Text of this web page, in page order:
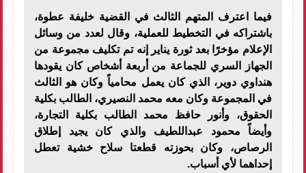
فيما اعترف المتهم الثالث في القضية خليفة عطوة،
باشتراكه في التخطيط للعملية، وقال لعدد من وسائل
الإعلام مؤخرًا بعد ثورة يناير إنه تم تكليف مجموعة من
الجهاز السري للجماعة من أربعة أشخاص كان يقودها
هنداوي دوير، الذي كان يعمل محامياً وكان هو الثالث
في المجموعة وكان معه محمد النصيري، الطالب بكلية
الحقوق، وأنور حافظ محمد الطالب بكلية التجارة،
وأيضاً محمود عبداللطيف والذي كان يجيد إطلاق
الرصاص، وكان بحوزته قطعتا سلاح خشية تعطل
إحداهما لأي أسباب.